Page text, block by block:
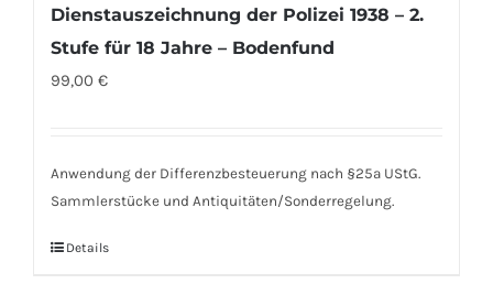
Dienstauszeichnung der Polizei 1938 – 2.
Stufe für 18 Jahre – Bodenfund
99,00 €
Anwendung der Differenzbesteuerung nach §25a UStG.
Sammlerstücke und Antiquitäten/Sonderregelung.
Details